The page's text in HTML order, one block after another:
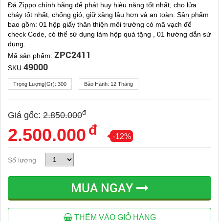
Đá Zippo chính hãng để phát huy hiệu năng tốt nhất, cho lửa
cháy tốt nhất, chống gió, giữ xăng lâu hơn và an toàn. Sản phẩm
bao gồm: 01 hộp giấy thân thiện môi trường có mã vạch để
check Code, có thể sử dụng làm hộp quà tặng , 01 hướng dẫn sử
dụng.
Mã sản phẩm: ZPC2411
SKU:49000
Trọng Lượng(gr): 300 Bảo Hành: 12 Tháng
Giá gốc: 2.850.000đ
2.500.000 đ -12%
Số lượng
MUA NGAY
THÊM VÀO GIỎ HÀNG